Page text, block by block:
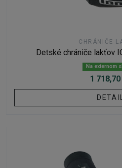
CHRÁNIČE
Detské chrániče lakťov
Na externom
1 718,70